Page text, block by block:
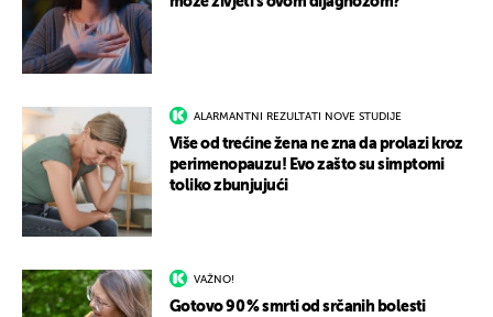
ALARMANTNI REZULTATI NOVE STUDIJE
Više od trećine žena ne zna da prolazi kroz
perimenopauzu! Evo zašto su simptomi
toliko zbunjujući
VAŽNO!
Gotovo 90 % smrti od srčanih bolesti